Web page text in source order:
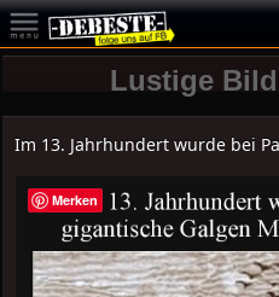
Lustige
Im 13. Jahrhundert wurde bei
Merken